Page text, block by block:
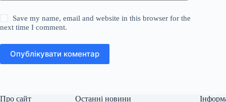
Save my name, email and website in this browser for the
next time I comment.
Опублікувати коментар
Про сайт Останні новини